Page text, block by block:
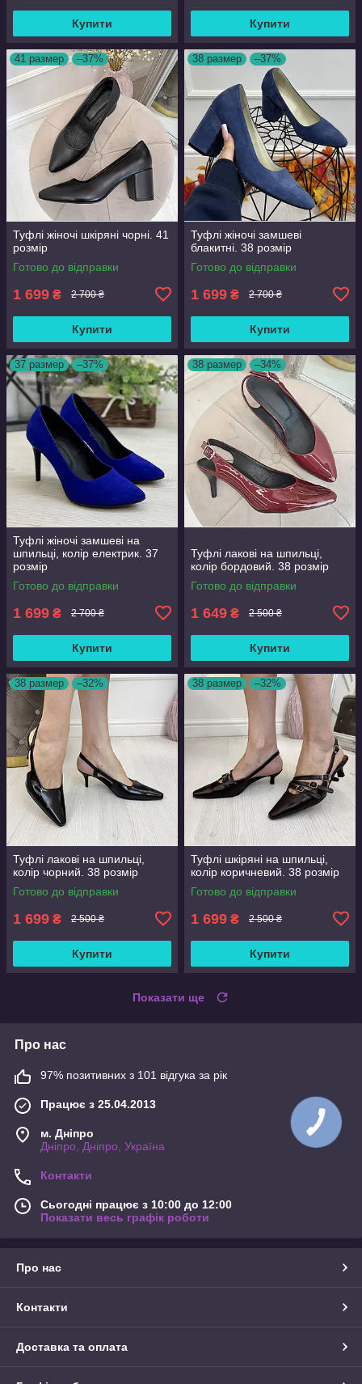
Купити Купити
41 размер –37%
Туфлі жіночі шкіряні чорні. 41
розмір
Готово до відправки
1 699 ₴ 2 700 ₴
Купити
38 размер –37%
Туфлі жіночі замшеві
блакитні. 38 розмір
Готово до відправки
1 699 ₴ 2 700 ₴
Купити
37 размер –37%
Туфлі жіночі замшеві на
шпильці, колір електрик. 37
розмір
Готово до відправки
1 699 ₴ 2 700 ₴
Купити
38 размер –34%
Туфлі лакові на шпильці,
колір бордовий. 38 розмір
Готово до відправки
1 649 ₴ 2 500 ₴
Купити
38 размер –32%
Туфлі лакові на шпильці,
колір чорний. 38 розмір
Готово до відправки
1 699 ₴ 2 500 ₴
Купити
38 размер –32%
Туфлі шкіряні на шпильці,
колір коричневий. 38 розмір
Готово до відправки
1 699 ₴ 2 500 ₴
Купити
Показати ще
Про нас
97% позитивних з 101 відгука за рік
Працює з 25.04.2013
м. Дніпро
Дніпро, Дніпро, Україна
Контакти
Сьогодні працює з 10:00 до 12:00
Показати весь графік роботи
Про нас
Контакти
Доставка та оплата